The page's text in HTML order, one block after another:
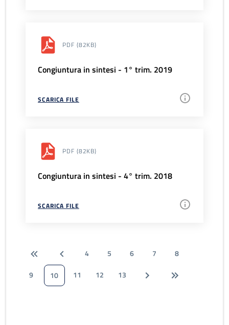
PDF (82KB)
Congiuntura in sintesi - 1° trim. 2019
SCARICA FILE
PDF (82KB)
Congiuntura in sintesi - 4° trim. 2018
SCARICA FILE
4 5 6 7
8
9
10 11 12 13